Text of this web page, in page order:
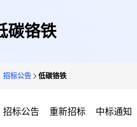
碳铬铁
招标公告 低碳铬铁
招标公告 重新招标 中标通知